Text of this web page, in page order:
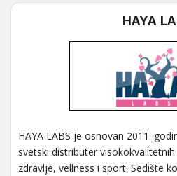
HAYA
HAYA LABS je osnovan 2011.
svetski distributer
zdravlje, vellness i sport. Sedište